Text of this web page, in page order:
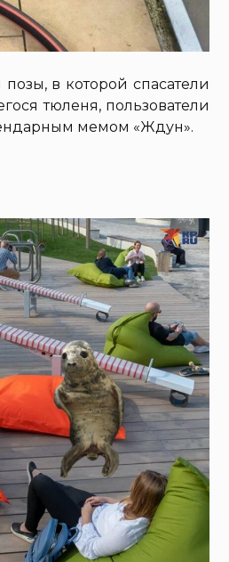
в которой спасатели
тюленя, пользователи
мемом «Ждун».